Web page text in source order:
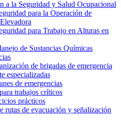
a la Seguridad y Salud Ocupacional
para la Operación de
para Trabajo en Alturas en
de Sustancias Químicas
de brigadas de emergencia
especializadas
de emergencias
trabajos críticos
prácticos
rutas de evacuación y señalización